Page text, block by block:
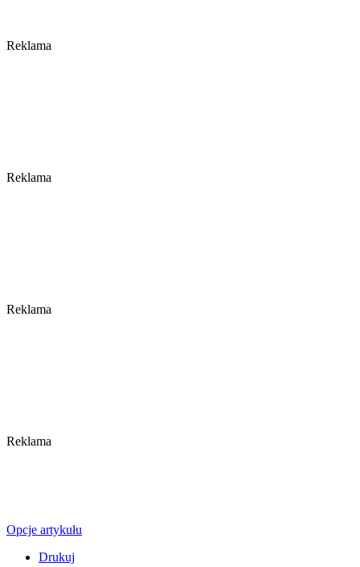
Reklama
Reklama
Reklama
Reklama
Opcje artykułu
Drukuj